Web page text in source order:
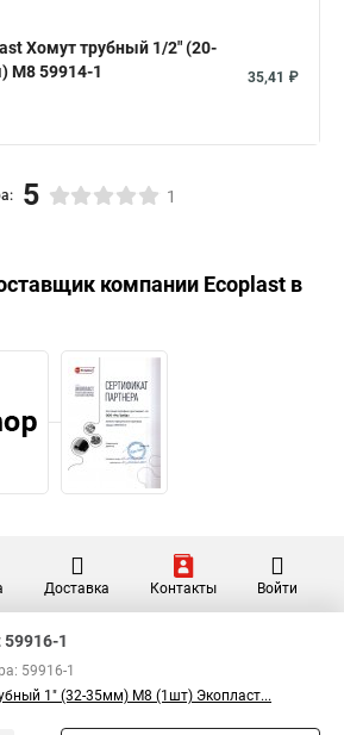
Хомут трубный 1/2" (20-
М8 59914-1
35,41 ₽
5 1
компании Ecoplast в
Доставка Контакты Войти
59916-1
59916-1
1" (32-35мм) М8 (1шт) Экопласт...